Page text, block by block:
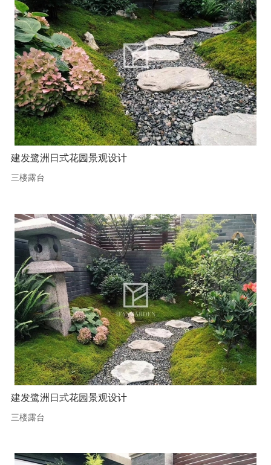
建发鹭洲日式花园景观设计
三楼露台
建发鹭洲日式花园景观设计
三楼露台